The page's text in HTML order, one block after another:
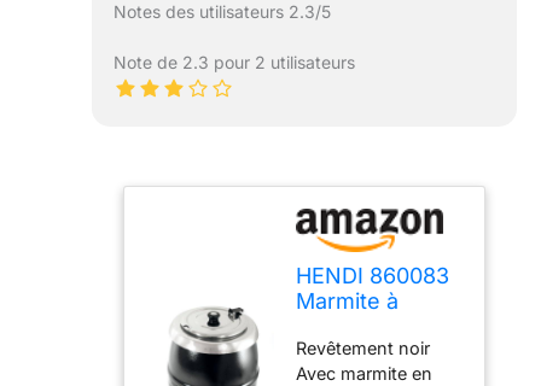
Notes des utilisateurs 2.3/5
Note de 2.3 pour 2 utilisateurs
HENDI 860083
Marmite à
Revêtement noir
Avec marmite en